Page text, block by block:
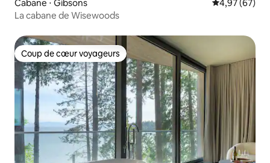
Cabane ⋅ Gibsons Évaluation
4,97 (67)
La cabane de Wisewoods
Coup de cœur voyageurs
Coup de cœur voyageurs